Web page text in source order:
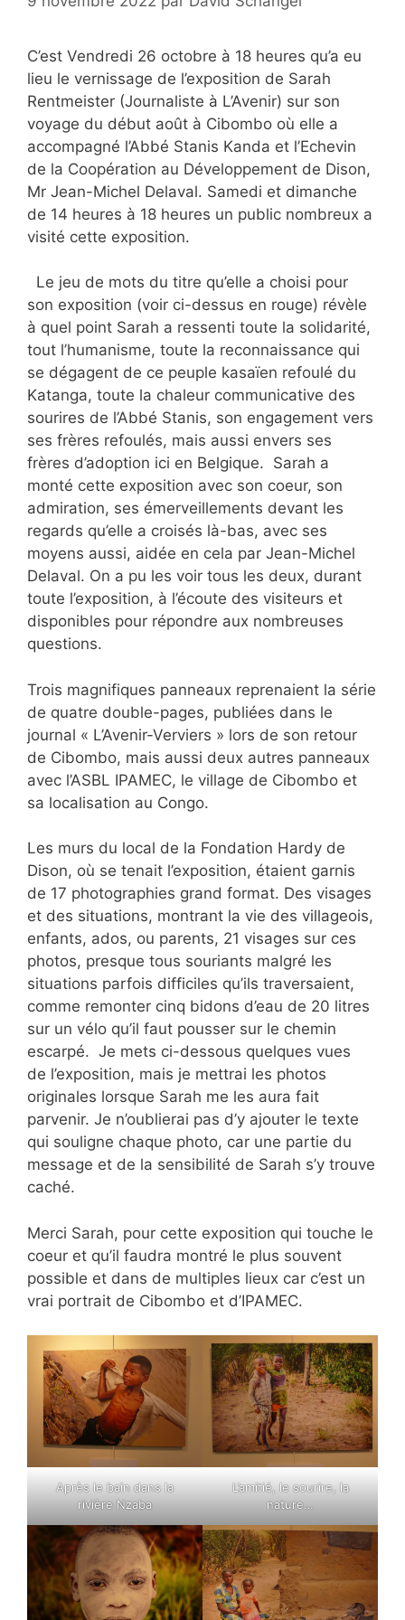
C’est Vendredi 26 octobre à 18 heures qu’a eu
lieu le vernissage de l’exposition de Sarah
Rentmeister (Journaliste à L’Avenir) sur son
voyage du début août à Cibombo où elle a
accompagné l’Abbé Stanis Kanda et l’Echevin
de la Coopération au Développement de Dison,
Mr Jean-Michel Delaval. Samedi et dimanche
de 14 heures à 18 heures un public nombreux a
visité cette exposition.
Le jeu de mots du titre qu’elle a choisi pour
son exposition (voir ci-dessus en rouge) révèle
à quel point Sarah a ressenti toute la solidarité,
tout l’humanisme, toute la reconnaissance qui
se dégagent de ce peuple kasaïen refoulé du
Katanga, toute la chaleur communicative des
sourires de l’Abbé Stanis, son engagement vers
ses frères refoulés, mais aussi envers ses
frères d’adoption ici en Belgique. Sarah a
monté cette exposition avec son coeur, son
admiration, ses émerveillements devant les
regards qu’elle a croisés là-bas, avec ses
moyens aussi, aidée en cela par Jean-Michel
Delaval. On a pu les voir tous les deux, durant
toute l’exposition, à l’écoute des visiteurs et
disponibles pour répondre aux nombreuses
questions.
Trois magnifiques panneaux reprenaient la série
de quatre double-pages, publiées dans le
journal « L’Avenir-Verviers » lors de son retour
de Cibombo, mais aussi deux autres panneaux
avec l’ASBL IPAMEC, le village de Cibombo et
sa localisation au Congo.
Les murs du local de la Fondation Hardy de
Dison, où se tenait l’exposition, étaient garnis
de 17 photographies grand format. Des visages
et des situations, montrant la vie des villageois,
enfants, ados, ou parents, 21 visages sur ces
photos, presque tous souriants malgré les
situations parfois difficiles qu’ils traversaient,
comme remonter cinq bidons d’eau de 20 litres
sur un vélo qu’il faut pousser sur le chemin
escarpé. Je mets ci-dessous quelques vues
de l’exposition, mais je mettrai les photos
originales lorsque Sarah me les aura fait
parvenir. Je n’oublierai pas d’y ajouter le texte
qui souligne chaque photo, car une partie du
message et de la sensibilité de Sarah s’y trouve
caché.
Merci Sarah, pour cette exposition qui touche le
coeur et qu’il faudra montré le plus souvent
possible et dans de multiples lieux car c’est un
vrai portrait de Cibombo et d’IPAMEC.
Après le bain dans la
rivière Nzaba
L’amitié, le sourire, la
nature…